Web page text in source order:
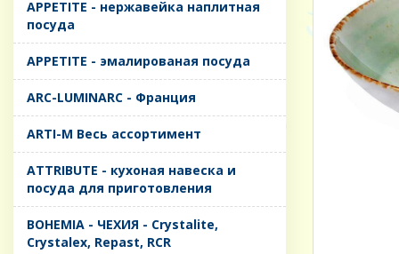
APPETITE - нержавейка наплитная
посуда
APPETITE - эмалированая посуда
ARC-LUMINARC - Франция
ARTI-M Весь ассортимент
ATTRIBUTE - кухоная навеска и
посуда для приготовления
BOHEMIA - ЧЕХИЯ - Crystalite,
Crystalex, Repast, RCR